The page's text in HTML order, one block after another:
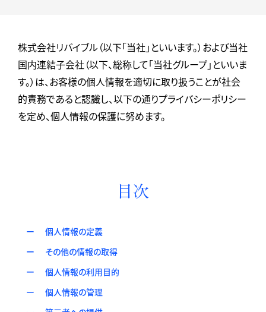
株式会社リバイブル（以下「当社」といいます。）および当社
国内連結子会社（以下、総称して「当社グループ」といいま
す。）は、お客様の個人情報を適切に取り扱うことが社会
的責務であると認識し、以下の通りプライバシーポリシー
を定め、個人情報の保護に努めます。
目次
個人情報の定義
その他の情報の取得
個人情報の利用目的
個人情報の管理